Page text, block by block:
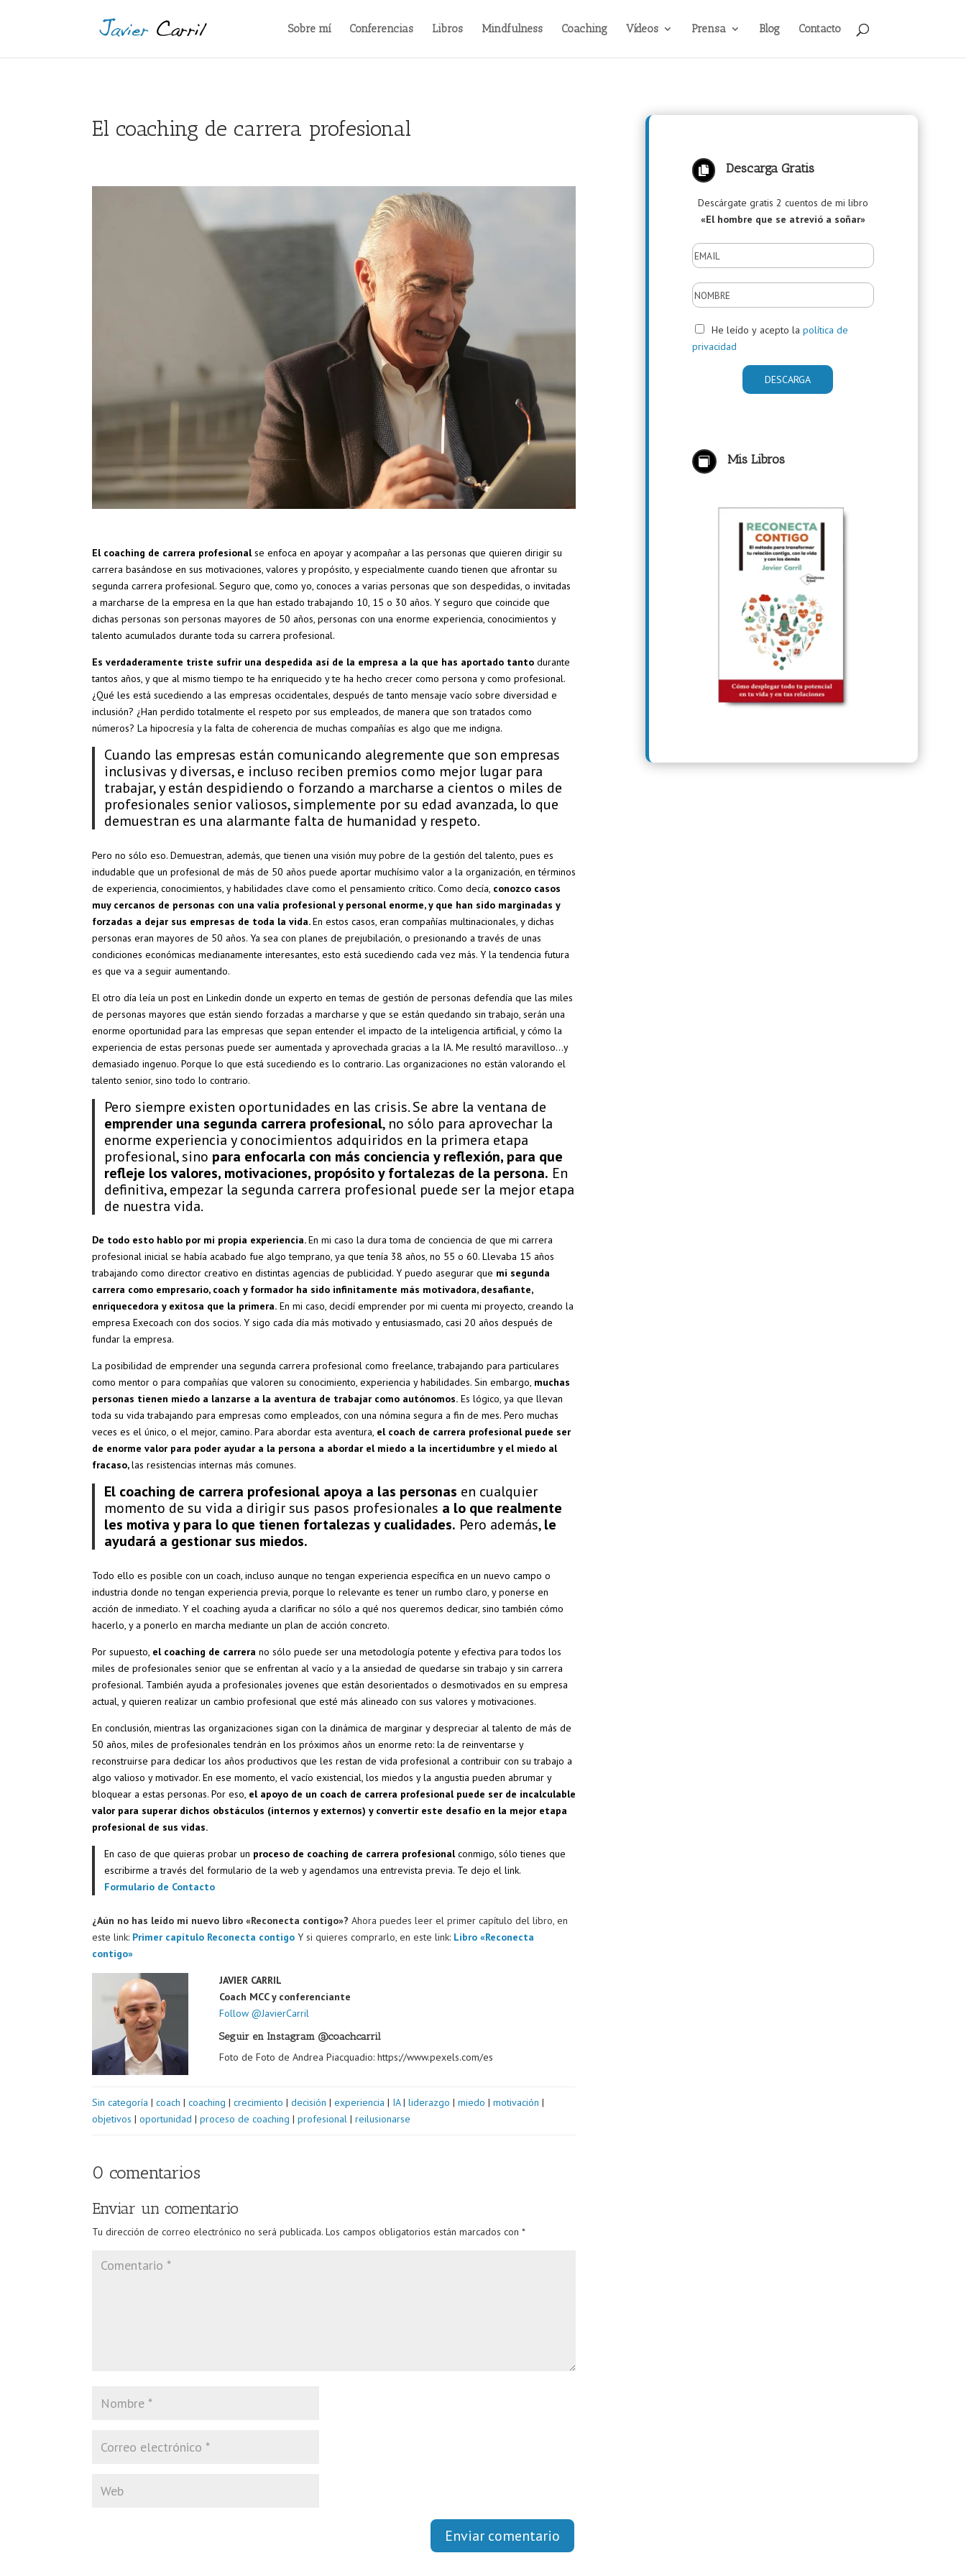
Sobre mí Conferencias Libros Mindfulness Coaching Vídeos Prensa Blog Contacto
El coaching de carrera profesional
El coaching de carrera profesionalse enfoca en apoyar y acompañar a las personas que quieren dirigir su
carrera basándose en sus motivaciones, valores y propósito, y especialmente cuando tienen que afrontar su
segunda carrera profesional. Seguro que, como yo, conoces a varias personas que son despedidas, o invitadas
a marcharse de la empresa en la que han estado trabajando 10, 15 o 30 años. Y seguro que coincide que
dichas personas son personas mayores de 50 años, personas con una enorme experiencia, conocimientos y
talento acumulados durante toda su carrera profesional.
Es verdaderamente triste sufrir una despedida así de la empresa a la que has aportado tantodurante
tantos años, y que al mismo tiempo te ha enriquecido y te ha hecho crecer como persona y como profesional.
¿Qué les está sucediendo a las empresas occidentales, después de tanto mensaje vacío sobre diversidad e
inclusión? ¿Han perdido totalmente el respeto por sus empleados, de manera que son tratados como
números? La hipocresía y la falta de coherencia de muchas compañías es algo que me indigna.
Cuando las empresas están comunicando alegremente que son empresas
inclusivas y diversas, e incluso reciben premios como mejor lugar para
trabajar, y están despidiendo o forzando a marcharse a cientos o miles de
profesionales senior valiosos, simplemente por su edad avanzada, lo que
demuestran es una alarmante falta de humanidad y respeto.
Pero no sólo eso. Demuestran, además, que tienen una visión muy pobre de la gestión del talento, pues es
indudable que un profesional de más de 50 años puede aportar muchísimo valor a la organización, en términos
de experiencia, conocimientos, y habilidades clave como el pensamiento crítico. Como decía, conozco casos
muy cercanos de personas con una valía profesional y personal enorme, y que han sido marginadas y
forzadas a dejar sus empresas de toda la vida.En estos casos, eran compañías multinacionales, y dichas
personas eran mayores de 50 años. Ya sea con planes de prejubilación, o presionando a través de unas
condiciones económicas medianamente interesantes, esto está sucediendo cada vez más. Y la tendencia futura
es que va a seguir aumentando.
El otro día leía un post en Linkedin donde un experto en temas de gestión de personas defendía que las miles
de personas mayores que están siendo forzadas a marcharse y que se están quedando sin trabajo, serán una
enorme oportunidad para las empresas que sepan entender el impacto de la inteligencia artificial, y cómo la
experiencia de estas personas puede ser aumentada y aprovechada gracias a la IA. Me resultó maravilloso…y
demasiado ingenuo. Porque lo que está sucediendo es lo contrario. Las organizaciones no están valorando el
talento senior, sino todo lo contrario.
Pero siempre existen oportunidades en las crisis. Se abre la ventana de
emprender una segunda carrera profesional, no sólo para aprovechar la
enorme experiencia y conocimientos adquiridos en la primera etapa
profesional, sino para enfocarla con más conciencia y reflexión, para que
refleje los valores, motivaciones, propósito y fortalezas de la persona. En
definitiva, empezar la segunda carrera profesional puede ser la mejor etapa
de nuestra vida.
De todo esto hablo por mi propia experiencia.En mi caso la dura toma de conciencia de que mi carrera
profesional inicial se había acabado fue algo temprano, ya que tenía 38 años, no 55 o 60. Llevaba 15 años
trabajando como director creativo en distintas agencias de publicidad. Y puedo asegurar que mi segunda
carrera como empresario, coach y formador ha sido infinitamente más motivadora, desafiante,
enriquecedora y exitosa que la primera.En mi caso, decidí emprender por mi cuenta mi proyecto, creando la
empresa Execoach con dos socios. Y sigo cada día más motivado y entusiasmado, casi 20 años después de
fundar la empresa.
La posibilidad de emprender una segunda carrera profesional como freelance, trabajando para particulares
como mentor o para compañías que valoren su conocimiento, experiencia y habilidades. Sin embargo, muchas
personas tienen miedo a lanzarse a la aventura de trabajar como autónomos.Es lógico, ya que llevan
toda su vida trabajando para empresas como empleados, con una nómina segura a fin de mes. Pero muchas
veces es el único, o el mejor, camino. Para abordar esta aventura, el coach de carrera profesional puede ser
de enorme valor para poder ayudar a la persona a abordar el miedo a la incertidumbre y el miedo al
fracaso,las resistencias internas más comunes.
El coaching de carrera profesional apoya a las personas en cualquier
momento de su vida a dirigir sus pasos profesionales a lo que realmente
les motiva y para lo que tienen fortalezas y cualidades. Pero además,le
ayudará a gestionar sus miedos.
Todo ello es posible con un coach, incluso aunque no tengan experiencia específica en un nuevo campo o
industria donde no tengan experiencia previa, porque lo relevante es tener un rumbo claro, y ponerse en
acción de inmediato. Y el coaching ayuda a clarificar no sólo a qué nos queremos dedicar, sino también cómo
hacerlo, y a ponerlo en marcha mediante un plan de acción concreto.
Por supuesto, el coaching de carrera no sólo puede ser una metodología potente y efectiva para todos los
miles de profesionales senior que se enfrentan al vacío y a la ansiedad de quedarse sin trabajo y sin carrera
profesional. También ayuda a profesionales jovenes que están desorientados o desmotivados en su empresa
actual, y quieren realizar un cambio profesional que esté más alineado con sus valores y motivaciones.
En conclusión, mientras las organizaciones sigan con la dinámica de marginar y despreciar al talento de más de
50 años, miles de profesionales tendrán en los próximos años un enorme reto: la de reinventarse y
reconstruirse para dedicar los años productivos que les restan de vida profesional a contribuir con su trabajo a
algo valioso y motivador. En ese momento, el vacío existencial, los miedos y la angustia pueden abrumar y
bloquear a estas personas. Por eso, el apoyo de un coach de carrera profesional puede ser de incalculable
valor para superar dichos obstáculos (internos y externos) y convertir este desafío en la mejor etapa
profesional de sus vidas.
En caso de que quieras probar un proceso de coaching de carrera profesionalconmigo, sólo tienes que
escribirme a través del formulario de la web y agendamos una entrevista previa. Te dejo el link.
Formulario de Contacto
¿Aún no has leído mi nuevo libro «Reconecta contigo»? Ahora puedes leer el primer capítulo del libro, en
este link: Primer capítulo Reconecta contigoY si quieres comprarlo, en este link: Libro «Reconecta
contigo»
JAVIER CARRIL
Coach MCC y conferenciante
Follow @JavierCarril
Seguir en Instagram @coachcarril
Foto de Foto de Andrea Piacquadio: https://www.pexels.com/es
Sin categoría | coach | coaching | crecimiento | decisión | experiencia | IA| liderazgo | miedo | motivación |
objetivos | oportunidad | proceso de coaching | profesional| reilusionarse
0 comentarios
Enviar un comentario
Tu dirección de correo electrónico no será publicada. Los campos obligatorios están marcados con *
Enviar comentario
 Descarga Gratis
Descárgate gratis 2 cuentos de mi libro
«El hombre que se atrevió a soñar»
He leído y acepto lapolítica de
privacidad
 Mis Libros